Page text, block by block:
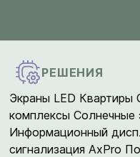
РЕШЕНИЯ
Экраны LED Квартиры
комплексыСолнечные
Информационный
сигнализация AxPro